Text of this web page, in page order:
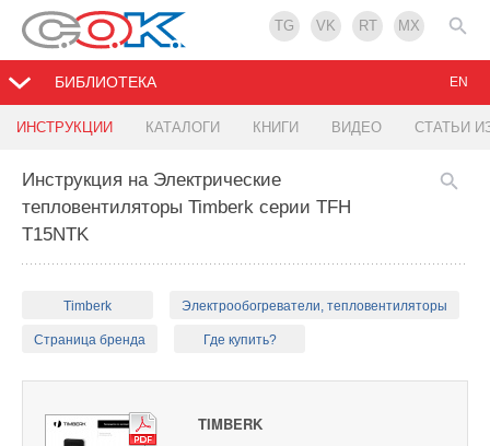
TG VK RT MX
БИБЛИОТЕКА
ИНСТРУКЦИИ КАТАЛОГИ КНИГИ ВИДЕО СТАТЬИ
EN
Инструкция на Электрические
тепловентиляторы Timberk серии TFH
T15NTK
Timberk Электрообогреватели, тепловентиляторы
Страница бренда Где купить?
TIMBERK